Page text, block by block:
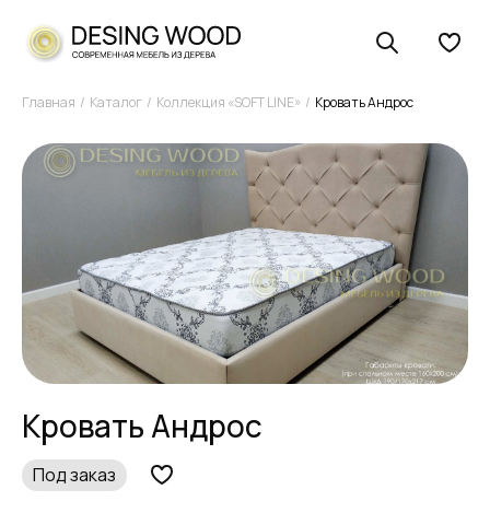
Главная Каталог Коллекция «SOFT LINE» Кровать Андрос
Кровать Андрос
Под заказ